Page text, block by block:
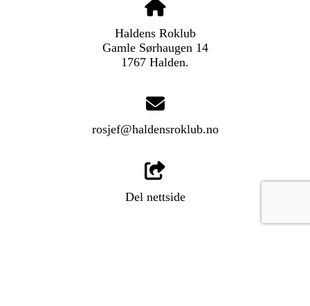
Haldens Roklub
Gamle Sørhaugen 14
1767 Halden.
rosjef@haldensroklub.no
Del nettside